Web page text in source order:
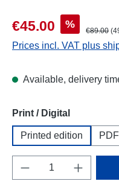
Sale price:
€45.00 % Regular
€89.00
Prices incl. VAT plus
Available, delivery
Select
Print / Digital
Printed edition
Product